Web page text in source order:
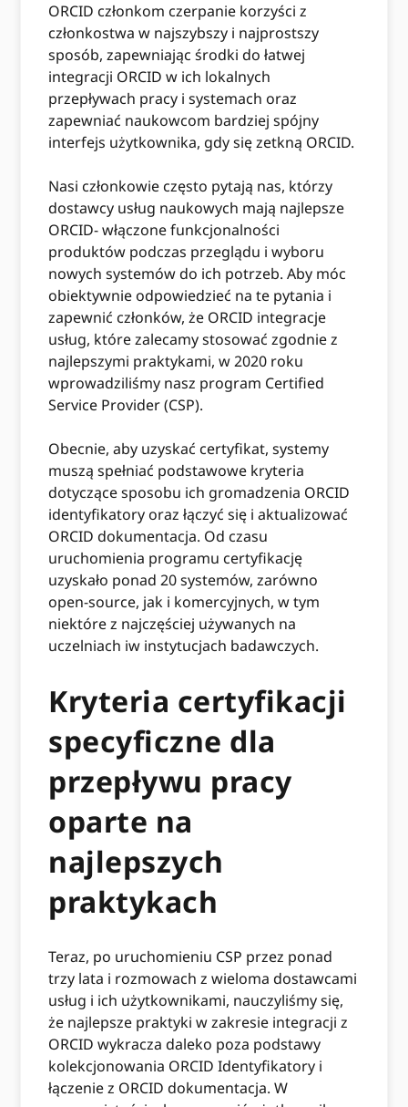
ORCID członkom czerpanie korzyści z
członkostwa w najszybszy i najprostszy
sposób, zapewniając środki do łatwej
integracji ORCID w ich lokalnych
przepływach pracy i systemach oraz
zapewniać naukowcom bardziej spójny
interfejs użytkownika, gdy się zetkną ORCID.
Nasi członkowie często pytają nas, którzy
dostawcy usług naukowych mają najlepsze
ORCID- włączone funkcjonalności
produktów podczas przeglądu i wyboru
nowych systemów do ich potrzeb. Aby móc
obiektywnie odpowiedzieć na te pytania i
zapewnić członków, że ORCID integracje
usług, które zalecamy stosować zgodnie z
najlepszymi praktykami, w 2020 roku
wprowadziliśmy nasz program Certified
Service Provider (CSP).
Obecnie, aby uzyskać certyfikat, systemy
muszą spełniać podstawowe kryteria
dotyczące sposobu ich gromadzenia ORCID
identyfikatory oraz łączyć się i aktualizować
ORCID dokumentacja. Od czasu
uruchomienia programu certyfikację
uzyskało ponad 20 systemów, zarówno
open-source, jak i komercyjnych, w tym
niektóre z najczęściej używanych na
uczelniach iw instytucjach badawczych.
Kryteria certyfikacji
specyficzne dla
przepływu pracy
oparte na
najlepszych
praktykach
Teraz, po uruchomieniu CSP przez ponad
trzy lata i rozmowach z wieloma dostawcami
usług i ich użytkownikami, nauczyliśmy się,
że najlepsze praktyki w zakresie integracji z
ORCID wykracza daleko poza podstawy
kolekcjonowania ORCID Identyfikatory i
łączenie z ORCID dokumentacja. W